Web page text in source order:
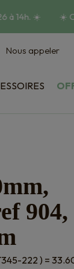
14h.☀️ ☀️
Nous appeler
904,
222 ) =